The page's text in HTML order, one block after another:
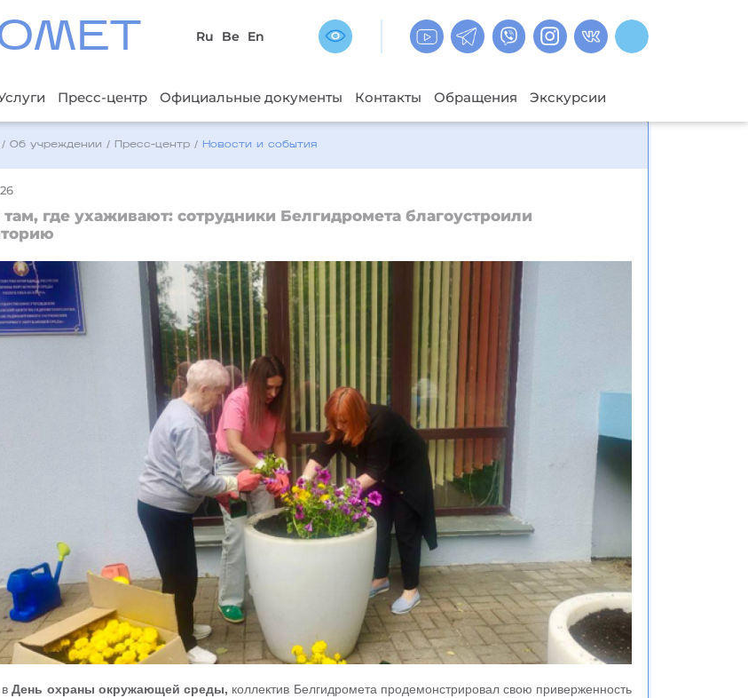
Ru Be En
Пресс-центр Официальные документы Контакты Обращения Экскурсии
/Об учреждении / Пресс-центр / Новости и события
там, где ухаживают: сотрудники Белгидромета благоустроили
вДень охраны окружающей среды, коллектив Белгидромета продемонстрировал свою приверженность